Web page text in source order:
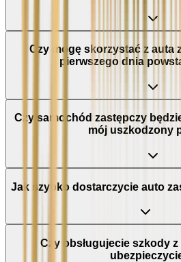
Czy mogę skorzystać z auta
pierwszego dnia
Czy samochód zastępczy
mój uszkodzony
Jak szybko dostarczycie auto
Czy obsługujecie szkody